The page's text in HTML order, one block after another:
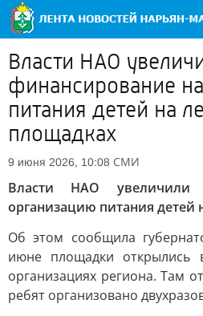
Власти НАО
финансирование
питания детей на
площадках
9 июня 2026, 10:08 СМИ
Власти НАО увеличили
организацию питания детей
Об этом сообщила
июне площадки открылись
организациях региона. Там
ребят организовано